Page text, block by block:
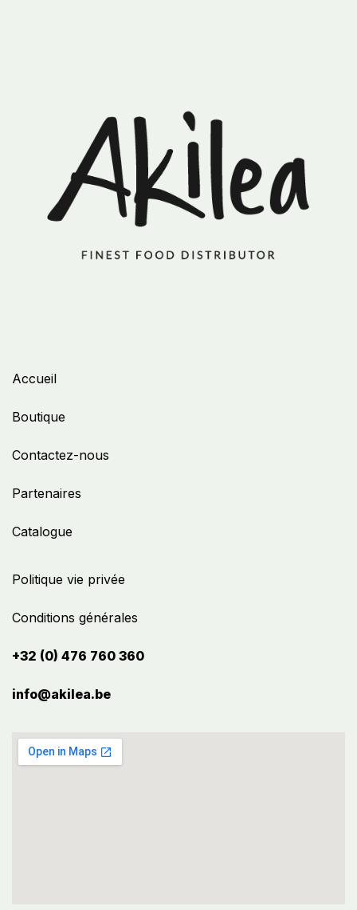
Politique vie privée
Conditions générales
+32 (0) 476 760 360
info@akilea.be​
Accueil
Boutique
Contactez-nous
Partenaires
Catalogue